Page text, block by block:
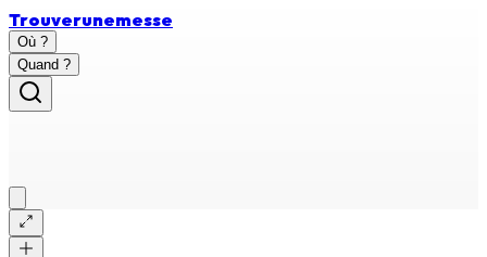
Trouverunemesse
Où ?
Quand ?